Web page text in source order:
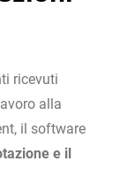
ricevuti
alla
il software
e il